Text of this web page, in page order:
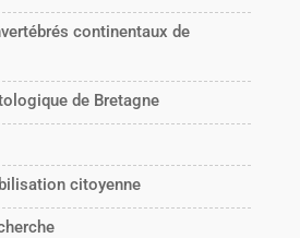
continentaux de
de Bretagne
citoyenne